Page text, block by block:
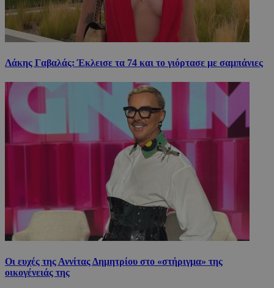
Λάκης Γαβαλάς: Έκλεισε τα 74 και το γιόρτασε με σαμπάνιες
Οι ευχές της Αννίτας Δημητρίου στο «στήριγμα» της
οικογένειάς της